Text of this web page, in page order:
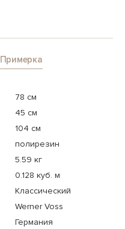
Примерка
78 см
45 см
104 см
полирезин
5.59 кг
0.128 куб. м
Классический
Werner Voss
Германия